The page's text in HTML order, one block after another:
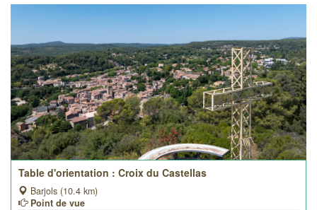
Table d'orientation : Croix du Castellas
Barjols (10.4 km)
Point de vue